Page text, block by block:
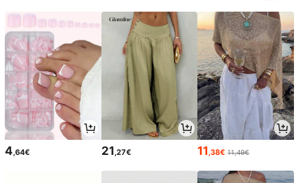
4,64€ 21,27€ 11,38€ 11,49€